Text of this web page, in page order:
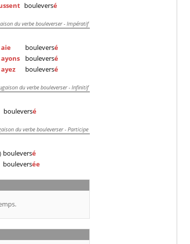
bouleversé
du verbe bouleverser - Impératif
aie bouleversé
ayons bouleversé
ayez bouleversé
du verbe bouleverser - Infinitif
bouleversé
du verbe bouleverser - Participe
bouleversé
bouleversée